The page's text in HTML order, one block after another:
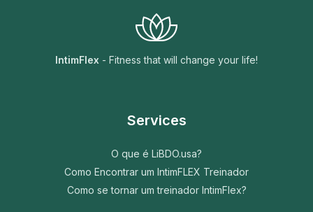
IntimFlex - Fitness that will change your life!
Services
O que é LiBDO.usa?
Como Encontrar um IntimFLEX Treinador
Como se tornar um treinador IntimFlex?